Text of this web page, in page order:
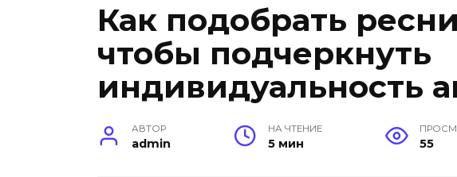
Как подобрать
чтобы подчеркнуть
индивидуальность
АВТОР
admin
НА ЧТЕНИЕ
5 мин 55